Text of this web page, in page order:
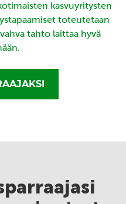
kasvuyritysten
toteutetaan
tahto laittaa hyvä